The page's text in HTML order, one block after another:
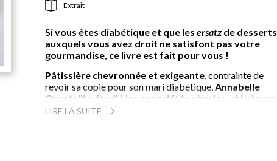
Extrait
Si vous êtes diabétique et que les ersatz de desserts
auxquels vous avez droit ne satisfont pas votre
gourmandise, ce livre est fait pour vous !
Pâtissière chevronnée et exigeante, contrainte de
revoir sa copie pour son mari diabétique,Annabelle
Orsatelli a étudié les propriétés physico-chimiques
des glucides pour leur substituer des ingrédients
LIRE LA SUITE